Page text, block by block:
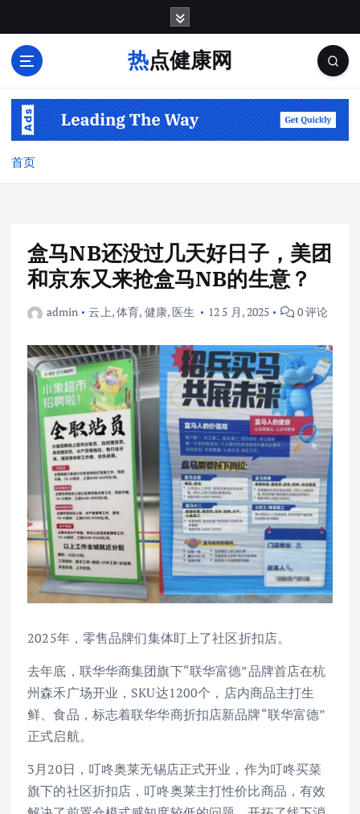
热点健康网
首页
盒马NB还没过几天好日子，美团
和京东又来抢盒马NB的生意？
admin 云上,体育, 健康, 医生 12 5 月, 2025 0 评论
2025年，零售品牌们集体盯上了社区折扣店。
去年底，联华华商集团旗下“联华富德”品牌首店在杭
州森禾广场开业，SKU达1200个，店内商品主打生
鲜、食品，标志着联华华商折扣店新品牌“联华富德”
正式启航。
3月20日，叮咚奥莱无锡店正式开业，作为叮咚买菜
旗下的社区折扣店，叮咚奥莱主打性价比商品，有效